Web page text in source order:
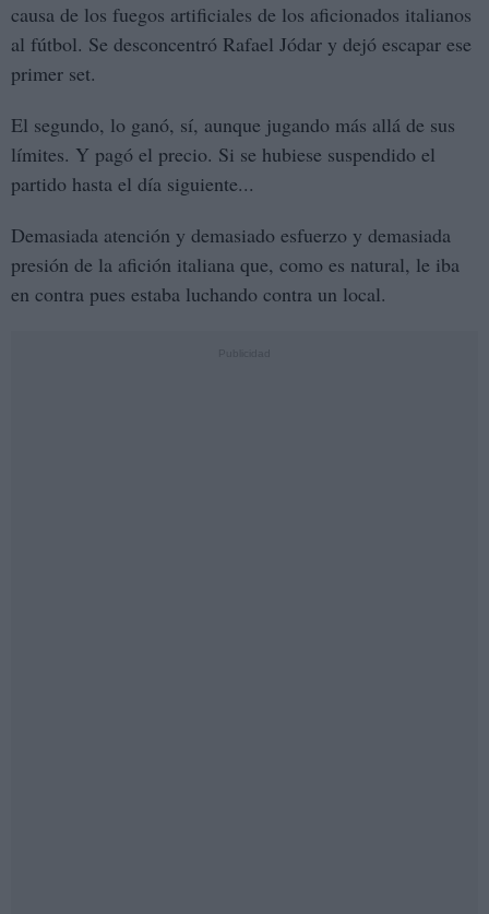
causa de los fuegos artificiales de los aficionados italianos
al fútbol. Se desconcentró Rafael Jódar y dejó escapar ese
primer set.
El segundo, lo ganó, sí, aunque jugando más allá de sus
límites. Y pagó el precio. Si se hubiese suspendido el
partido hasta el día siguiente...
Demasiada atención y demasiado esfuerzo y demasiada
presión de la afición italiana que, como es natural, le iba
en contra pues estaba luchando contra un local.